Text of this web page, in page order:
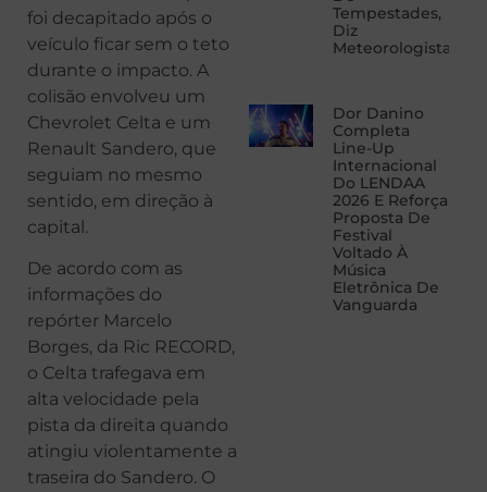
foi decapitado após o
veículo ficar sem o teto
durante o impacto. A
colisão envolveu um
Chevrolet Celta e um
Renault Sandero, que
seguiam no mesmo
sentido, em direção à
capital.
De acordo com as
informações do
repórter Marcelo
Borges, da Ric RECORD,
o Celta trafegava em
alta velocidade pela
pista da direita quando
atingiu violentamente a
traseira do Sandero. O
Tempestades,
Diz
Meteorologista
Dor Danino
Completa
Line-Up
Internacional
Do LENDAA
2026 E Reforça
Proposta De
Festival
Voltado À
Música
Eletrônica De
Vanguarda